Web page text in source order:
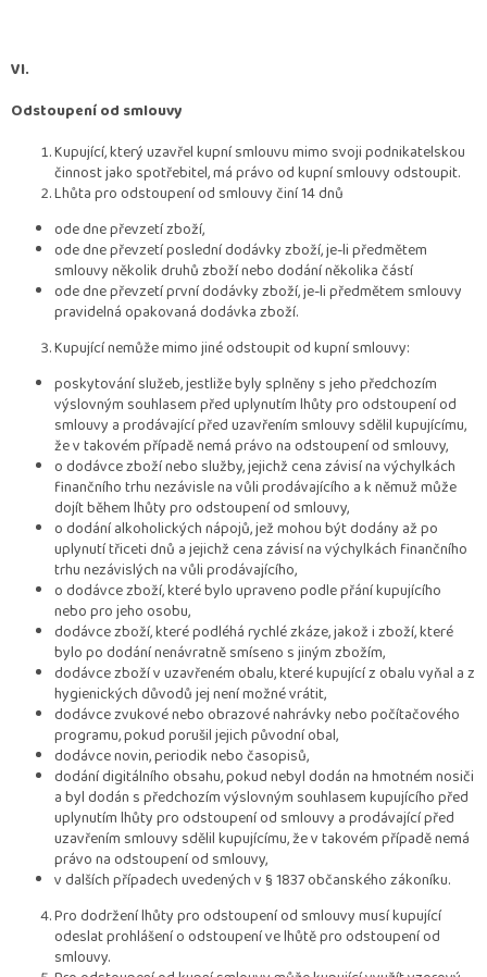
VI.
Odstoupení od smlouvy
Kupující, který uzavřel kupní smlouvu mimo svoji podnikatelskou
činnost jako spotřebitel, má právo od kupní smlouvy odstoupit.
Lhůta pro odstoupení od smlouvy činí 14 dnů
ode dne převzetí zboží,
ode dne převzetí poslední dodávky zboží, je-li předmětem
smlouvy několik druhů zboží nebo dodání několika částí
ode dne převzetí první dodávky zboží, je-li předmětem smlouvy
pravidelná opakovaná dodávka zboží.
Kupující nemůže mimo jiné odstoupit od kupní smlouvy:
poskytování služeb, jestliže byly splněny s jeho předchozím
výslovným souhlasem před uplynutím lhůty pro odstoupení od
smlouvy a prodávající před uzavřením smlouvy sdělil kupujícímu,
že v takovém případě nemá právo na odstoupení od smlouvy,
o dodávce zboží nebo služby, jejichž cena závisí na výchylkách
finančního trhu nezávisle na vůli prodávajícího a k němuž může
dojít během lhůty pro odstoupení od smlouvy,
o dodání alkoholických nápojů, jež mohou být dodány až po
uplynutí třiceti dnů a jejichž cena závisí na výchylkách finančního
trhu nezávislých na vůli prodávajícího,
o dodávce zboží, které bylo upraveno podle přání kupujícího
nebo pro jeho osobu,
dodávce zboží, které podléhá rychlé zkáze, jakož i zboží, které
bylo po dodání nenávratně smíseno s jiným zbožím,
dodávce zboží v uzavřeném obalu, které kupující z obalu vyňal a z
hygienických důvodů jej není možné vrátit,
dodávce zvukové nebo obrazové nahrávky nebo počítačového
programu, pokud porušil jejich původní obal,
dodávce novin, periodik nebo časopisů,
dodání digitálního obsahu, pokud nebyl dodán na hmotném nosiči
a byl dodán s předchozím výslovným souhlasem kupujícího před
uplynutím lhůty pro odstoupení od smlouvy a prodávající před
uzavřením smlouvy sdělil kupujícímu, že v takovém případě nemá
právo na odstoupení od smlouvy,
v dalších případech uvedených v § 1837 občanského zákoníku.
Pro dodržení lhůty pro odstoupení od smlouvy musí kupující
odeslat prohlášení o odstoupení ve lhůtě pro odstoupení od
smlouvy.